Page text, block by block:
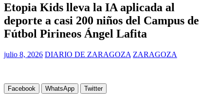
Etopia Kids lleva la IA aplicada al
deporte a casi 200 niños del Campus de
Fútbol Pirineos Ángel Lafita
julio 8, 2026 DIARIO DE ZARAGOZA ZARAGOZA
Facebook WhatsApp Twitter